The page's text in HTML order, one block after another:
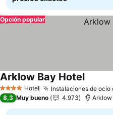
Opción popular
4 EstrellasHotel Instalaciones de ocio
Arklow Bay HotelVer
8,3 Muy bueno 4.973 Arklow